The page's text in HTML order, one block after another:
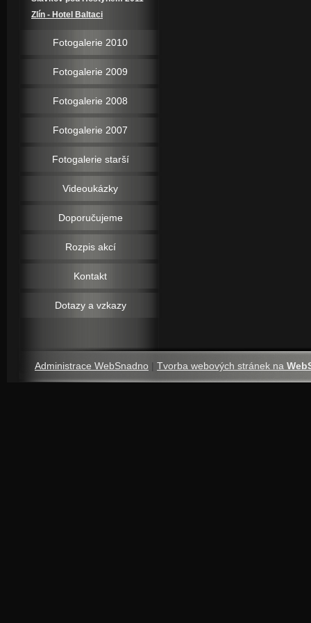
Zlín - Hotel Baltaci
Fotogalerie 2010
Fotogalerie 2009
Fotogalerie 2008
Fotogalerie 2007
Fotogalerie starší
Videoukázky
Doporučujeme
Rozpis akcí
Kontakt
Dotazy a vzkazy
Administrace WebSnadno | Tvorba webových stránek na